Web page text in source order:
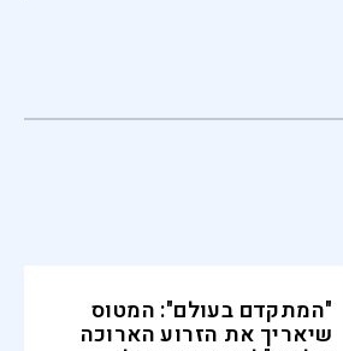
"המתקדם בעולם": המטוס
שיאריך את הזרוע הארוכה